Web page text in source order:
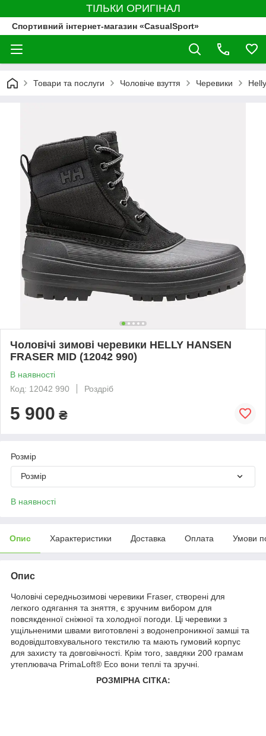
ТІЛЬКИ ОРИГІНАЛ
Спортивний інтернет-магазин «CasualSport»
Товари та послуги Чоловіче взуття Черевики
Чоловічі зимові черевики HELLY HANSEN
FRASER MID (12042 990)
В наявності
Код: 12042 990
Роздріб
5 900 ₴
Розмір
Розмір
В наявності
Опис Характеристики Доставка Оплата Умови
Опис
Чоловічі середньозимові черевики Fraser, створені для
легкого одягання та зняття, є зручним вибором для
повсякденної сніжної та холодної погоди. Ці черевики з
ущільненими швами виготовлені з водонепроникної замші та
водовідштовхувального текстилю та мають гумовий корпус
для захисту та довговічності. Крім того, завдяки 200 грамам
утеплювача PrimaLoft® Eco вони теплі та зручні.
РОЗМІРНА СІТКА: